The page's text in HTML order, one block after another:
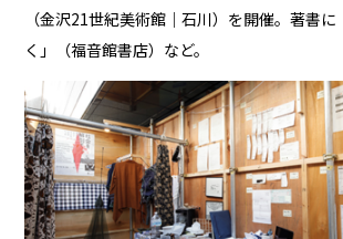
（金沢21世紀美術館｜石川）を開催。著書
く」（福音館書店）など。